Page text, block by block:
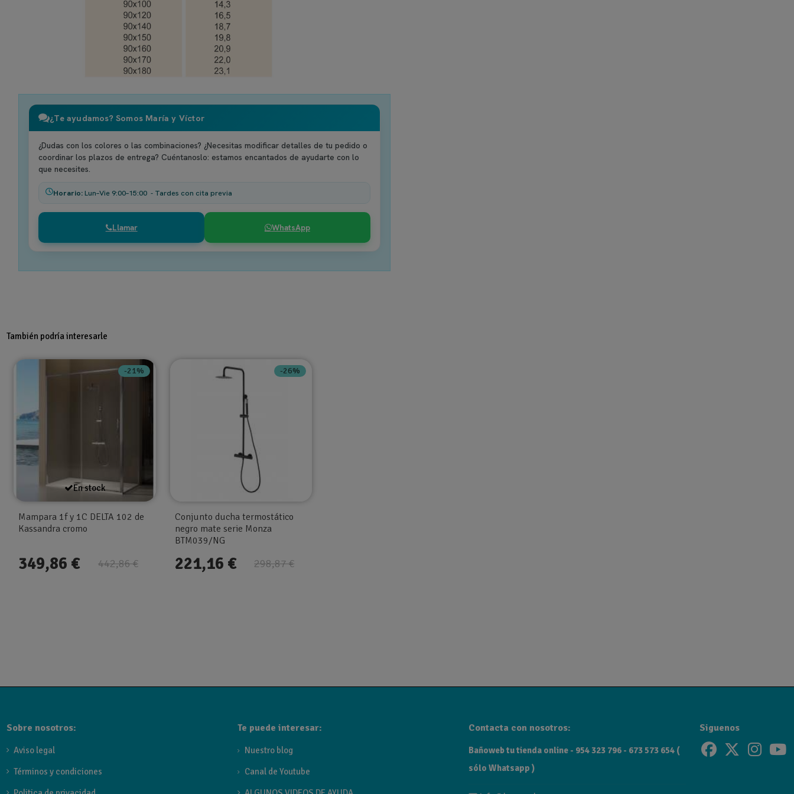
¿Te ayudamos? Somos María y Víctor
¿Dudas con los colores o las combinaciones? ¿Necesitas modificar detalles de tu pedido o
coordinar los plazos de entrega? Cuéntanoslo: estamos encantados de ayudarte con lo
que necesites.
Horario:Lun–Vie 9:00–15:00 - Tardes con cita previa
Llamar WhatsApp
También podría interesarle
-21%
En stock
Mampara 1f y 1C DELTA 102 de
Kassandra cromo
442,86 €
349,86 €
-26%
Conjunto ducha termostático
negro mate serie Monza
BTM039/NG
298,87 €
221,16 €
Sobre nosotros:
Aviso legal
Términos y condiciones
Te puede interesar:
Nuestro blog
Canal de Youtube
Contacta con nosotros:
Bañoweb tu tienda online - 954 323 796 - 673 573 654 (
sólo Whatsapp )
Siguenos